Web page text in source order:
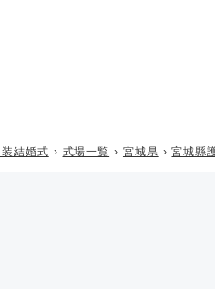
結婚式 式場一覧 宮城県 宮城縣